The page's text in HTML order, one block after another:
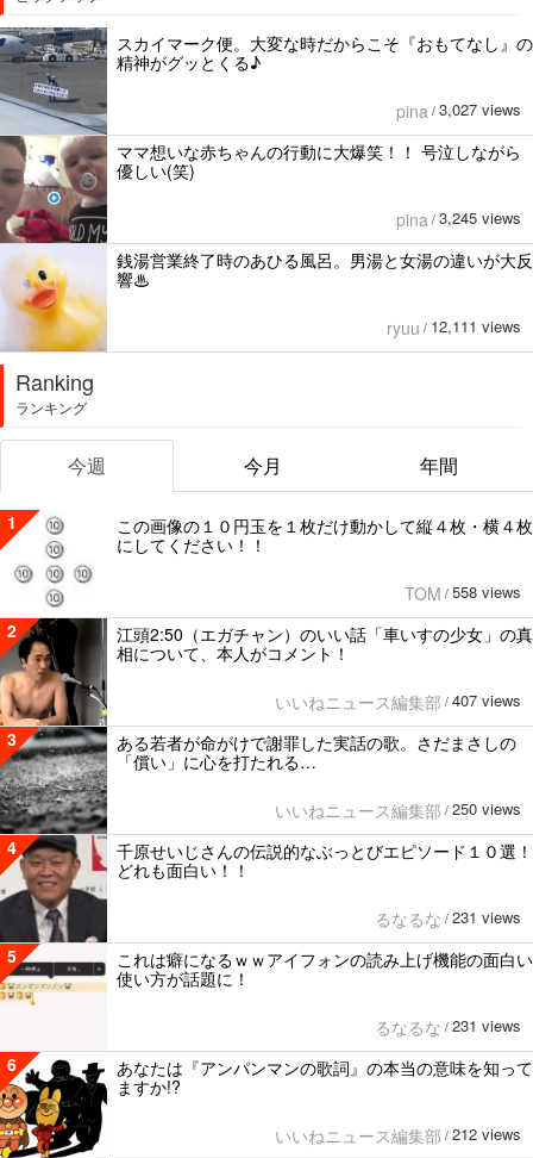
スカイマーク便。大変な時だからこそ『おもてなし』の
精神がグッとくる♪
pina / 3,027 views
ママ想いな赤ちゃんの行動に大爆笑！！ 号泣しながら
優しい(笑)
pina / 3,245 views
銭湯営業終了時のあひる風呂。男湯と女湯の違いが大反
響♨
ryuu / 12,111 views
Ranking
ランキング
今週 今月 年間
1
この画像の１０円玉を１枚だけ動かして縦４枚・横４枚
にしてください！！
TOM / 558 views
2
江頭2:50（エガチャン）のいい話「車いすの少女」の真
相について、本人がコメント！
いいねニュース編集部 / 407 views
3
ある若者が命がけで謝罪した実話の歌。さだまさしの
「償い」に心を打たれる…
いいねニュース編集部 / 250 views
4
千原せいじさんの伝説的なぶっとびエピソード１０選！
どれも面白い！！
るなるな / 231 views
5
これは癖になるｗｗアイフォンの読み上げ機能の面白い
使い方が話題に！
るなるな / 231 views
6
あなたは『アンパンマンの歌詞』の本当の意味を知って
ますか!?
いいねニュース編集部 / 212 views